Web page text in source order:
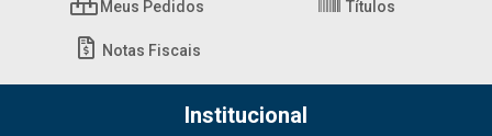
Meus Pedidos Títulos
Notas Fiscais
Institucional